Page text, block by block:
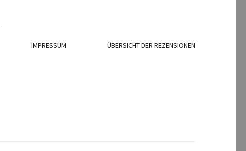
IMPRESSUM ÜBERSICHT DER REZENSIONEN